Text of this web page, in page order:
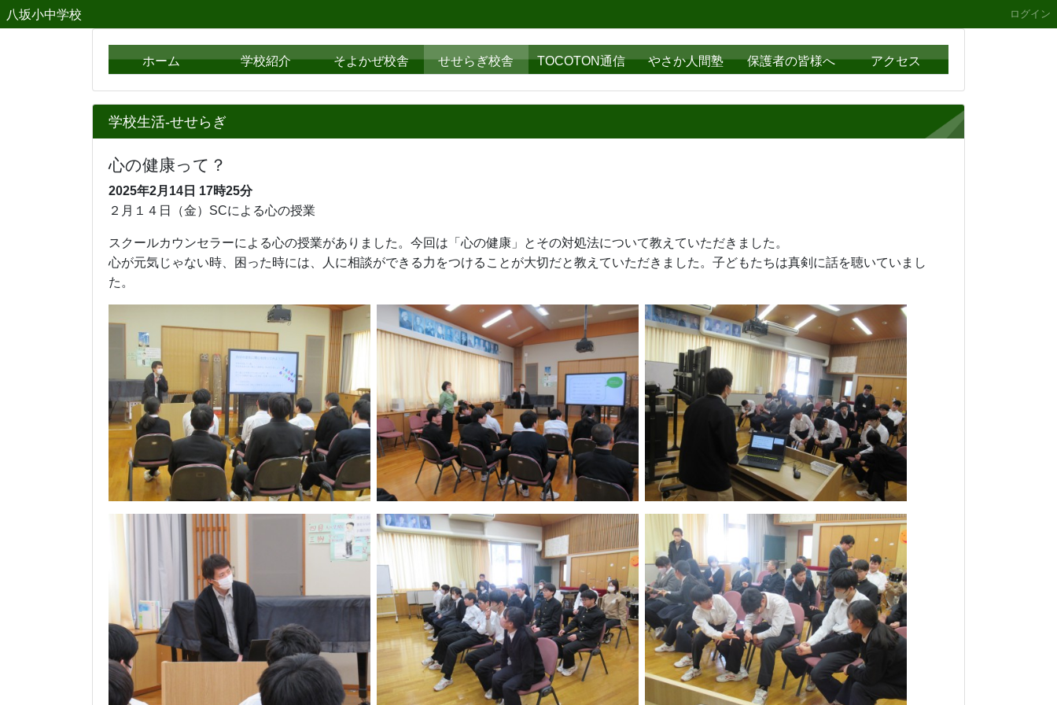
八坂小中学校 ログイン
ホーム 学校紹介 そよかぜ校舎 せせらぎ校舎 TOCOTON通信 やさか人間塾 保護者の皆様へ アクセス
学校生活-せせらぎ
心の健康って？
2025年2月14日 17時25分
２月１４日（金）SCによる心の授業
スクールカウンセラーによる心の授業がありました。今回は「心の健康」とその対処法について教えていただきました。
心が元気じゃない時、困った時には、人に相談ができる力をつけることが大切だと教えていただきました。子どもたちは真剣に話を聴いていまし
た。